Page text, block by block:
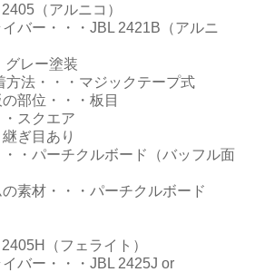
（アルニコ）
バー・・・JBL 2421B（アルニ
グレー塗装
方法・・・マジックテープ式
部位・・・板目
スクエア
ぎ目あり
・パーチクルボード（バッフル面
素材・・・パーチクルボード
（フェライト）
バー・・・JBL 2425J or